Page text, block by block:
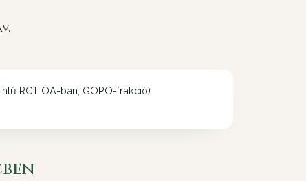
RCT OA-ban, GOPO-frakció)